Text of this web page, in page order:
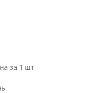
за 1 шт.